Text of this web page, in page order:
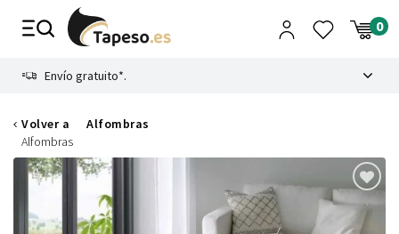
Envío gratuito*.
Volver a
Alfombras
Alfombras